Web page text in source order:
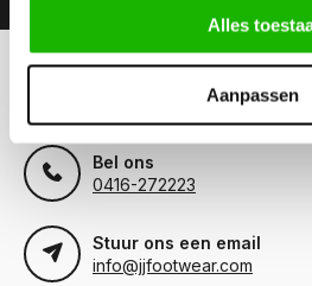
Alles
Aanpassen
Kunnen we helpen?
Klantenservice:
openingstijden
Bel ons
0416-272223
Stuur ons een email
info@jjfootwear.com